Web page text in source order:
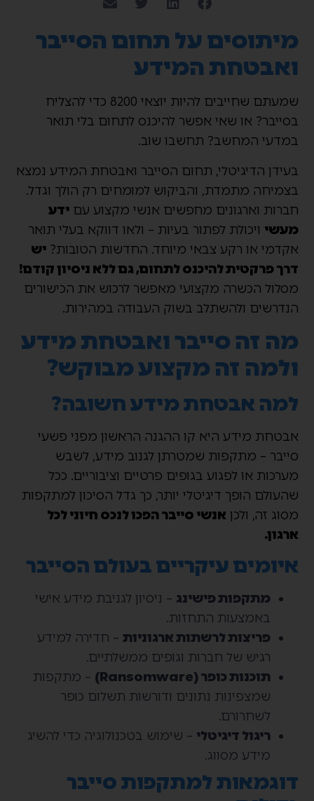
מיתוסים על תחום הסייבר
ואבטחת המידע
שמעתם שחייבים להיות יוצאי 8200 כדי להצליח
בסייבר? או שאי אפשר להיכנס לתחום בלי תואר
במדעי המחשב? תחשבו שוב.
בעידן הדיגיטלי, תחום הסייבר ואבטחת המידע נמצא
בצמיחה מתמדת, והביקוש למומחים רק הולך וגדל.
חברות וארגונים מחפשים אנשי מקצוע עםידע
מעשי ויכולת לפתור בעיות – ולאו דווקא בעלי תואר
אקדמי או רקע צבאי מיוחד. החדשות הטובות?יש
דרך פרקטית להיכנס לתחום, גם ללא ניסיון קודם!
מסלול הכשרה מקצועי מאפשר לרכוש את הכישורים
הנדרשים ולהשתלב בשוק העבודה במהירות.
מה זה סייבר ואבטחת מידע
ולמה זה מקצוע מבוקש?
למה אבטחת מידע חשובה?
אבטחת מידע היא קו ההגנה הראשון מפני פשעי
סייבר – מתקפות שמטרתן לגנוב מידע, לשבש
מערכות או לפגוע בגופים פרטיים וציבוריים. ככל
שהעולם הופך דיגיטלי יותר, כך גדל הסיכון למתקפות
מסוג זה, ולכןאנשי סייבר הפכו לנכס חיוני לכל
ארגון.
איומים עיקריים בעולם הסייבר
מתקפות פישינג – ניסיון לגניבת מידע אישי
באמצעות התחזות.
פריצות לרשתות ארגוניות – חדירה למידע
רגיש של חברות וגופים ממשלתיים.
תוכנות כופר (Ransomware)
– מתקפות
שמצפינות נתונים ודורשות תשלום כופר
לשחרורם.
ריגול דיגיטלי – שימוש בטכנולוגיה כדי להשיג
מידע מסווג.
דוגמאות למתקפות סייבר